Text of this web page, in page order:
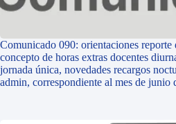
Comunicado 090: orientaciones reporte
concepto de horas extras docentes
jornada única, novedades recargos
admin, correspondiente al mes de junio